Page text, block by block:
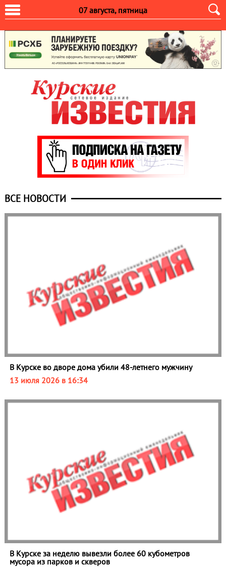
07 августа, пятница
ВСЕ НОВОСТИ
В Курске во дворе дома убили 48‑летнего мужчину
13 июля 2026 в 16:34
В Курске за неделю вывезли более 60 кубометров
мусора из парков и скверов